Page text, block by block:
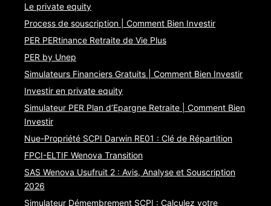
Le private equity
Process de souscription | Comment Bien Investir
PER PERtinance Retraite de Vie Plus
PER by Unep
Simulateurs Financiers Gratuits | Comment Bien Investir
Investir en private equity
Simulateur PER Plan d’Epargne Retraite | Comment Bien
Investir
Nue-Propriété SCPI Darwin RE01 : Clé de Répartition
FPCI-ELTIF Wenova Transition
SAS Wenova Usufruit 2 : Avis, Analyse et Souscription
2026
Simulateur Démembrement SCPI : Calculez votre